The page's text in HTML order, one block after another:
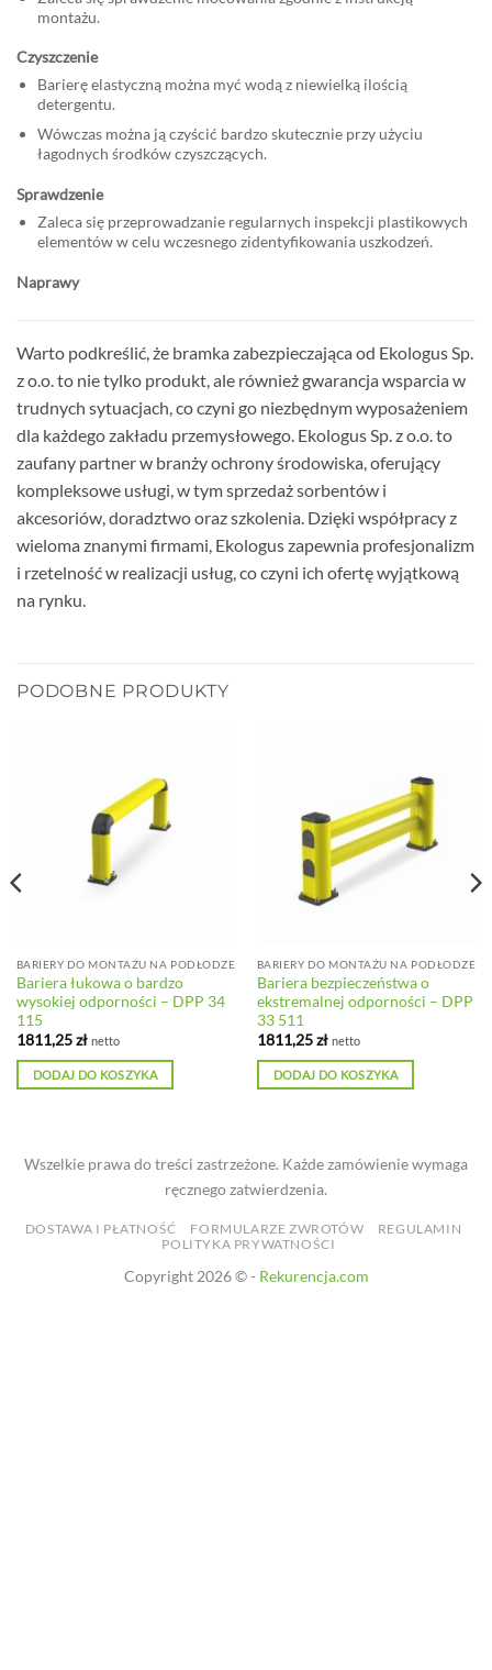
montażu.
Czyszczenie
Barierę elastyczną można myć wodą z niewielką ilością
detergentu.
Wówczas można ją czyścić bardzo skutecznie przy użyciu
łagodnych środków czyszczących.
Sprawdzenie
Zaleca się przeprowadzanie regularnych inspekcji plastikowych
elementów w celu wczesnego zidentyfikowania uszkodzeń.
Naprawy
Warto podkreślić, że bramka zabezpieczająca od Ekologus Sp.
z o.o. to nie tylko produkt, ale również gwarancja wsparcia w
trudnych sytuacjach, co czyni go niezbędnym wyposażeniem
dla każdego zakładu przemysłowego. Ekologus Sp. z o.o. to
zaufany partner w branży ochrony środowiska, oferujący
kompleksowe usługi, w tym sprzedaż sorbentów i
akcesoriów, doradztwo oraz szkolenia. Dzięki współpracy z
wieloma znanymi firmami, Ekologus zapewnia profesjonalizm
i rzetelność w realizacji usług, co czyni ich ofertę wyjątkową
na rynku.
PODOBNE PRODUKTY
BARIERY DO MONTAŻU NA PODŁODZE
Bariera łukowa o bardzo
wysokiej odporności – DPP 34
115
1811,25zł netto
DODAJ DO KOSZYKA
BARIERY DO MONTAŻU NA PODŁODZE
Bariera bezpieczeństwa o
ekstremalnej odporności – DPP
33 511
1811,25zł netto
DODAJ DO KOSZYKA
Wszelkie prawa do treści zastrzeżone. Każde zamówienie wymaga
ręcznego zatwierdzenia.
DOSTAWA I PŁATNOŚĆ FORMULARZE ZWROTÓW
REGULAMIN
POLITYKA PRYWATNOŚCI
Copyright 2026 © - Rekurencja.com